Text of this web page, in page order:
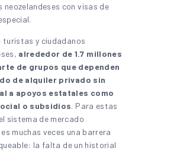
neozelandeses con visas de
turistas y ciudadanos
alrededor de 1.7 millones
de grupos que dependen
de alquiler privado sin
a apoyos estatales como
o subsidios. Para estas
sistema de mercado
muchas veces una barrera
la falta de un historial